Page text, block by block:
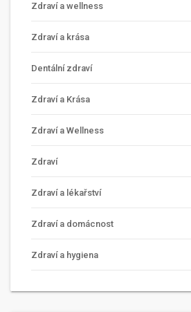
Zdraví a wellness
Zdraví a krása
Dentální zdraví
Zdraví a Krása
Zdraví a Wellness
Zdraví
Zdraví a lékařství
Zdraví a domácnost
Zdraví a hygiena